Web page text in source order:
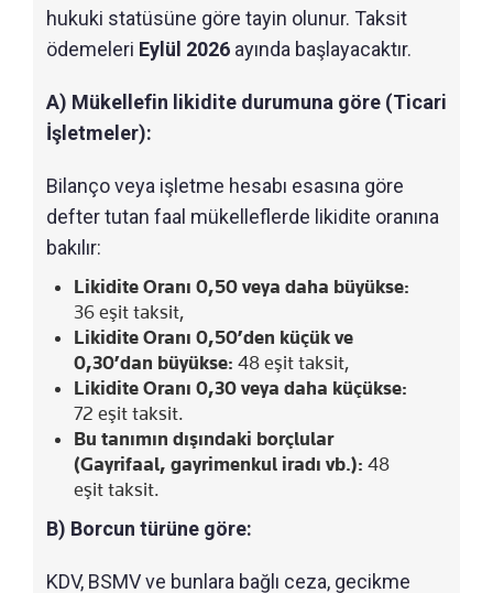
hukuki statüsüne göre tayin olunur. Taksit
ödemeleri Eylül 2026 ayında başlayacaktır.
A) Mükellefin likidite durumuna göre (Ticari
İşletmeler):
Bilanço veya işletme hesabı esasına göre
defter tutan faal mükelleflerde likidite oranına
bakılır:
Likidite Oranı 0,50 veya daha büyükse:
36 eşit taksit,
Likidite Oranı 0,50’den küçük ve
0,30’dan büyükse: 48 eşit taksit,
Likidite Oranı 0,30 veya daha küçükse:
72 eşit taksit.
Bu tanımın dışındaki borçlular
(Gayrifaal, gayrimenkul iradı vb.): 48
eşit taksit.
B) Borcun türüne göre:
KDV, BSMV ve bunlara bağlı ceza, gecikme